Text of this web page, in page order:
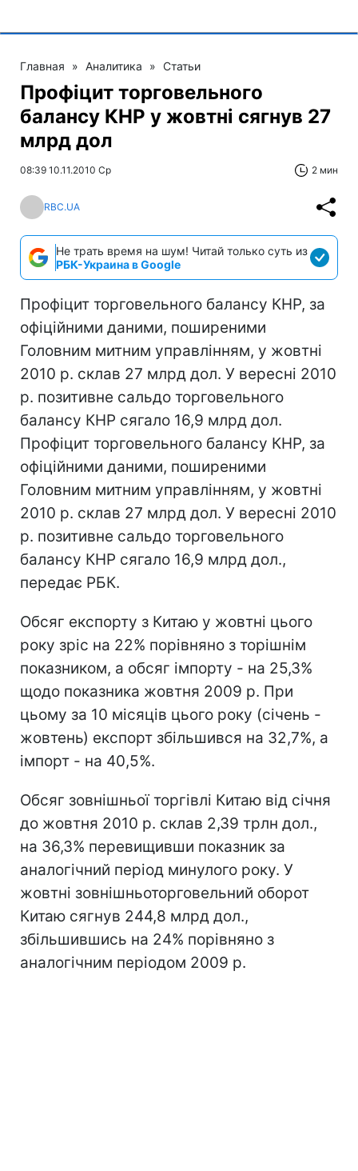
Главная » Аналитика » Статьи
Профіцит торговельного
балансу КНР у жовтні сягнув 27
млрд дол
08:39 10.11.2010 Ср 2 мин
RBC.UA
Не трать время на шум! Читай только суть из
РБК-Украина в Google
Профіцит торговельного балансу КНР, за
офіційними даними, поширеними
Головним митним управлінням, у жовтні
2010 р. склав 27 млрд дол. У вересні 2010
р. позитивне сальдо торговельного
балансу КНР сягало 16,9 млрд дол.
Профіцит торговельного балансу КНР, за
офіційними даними, поширеними
Головним митним управлінням, у жовтні
2010 р. склав 27 млрд дол. У вересні 2010
р. позитивне сальдо торговельного
балансу КНР сягало 16,9 млрд дол.,
передає РБК.
Обсяг експорту з Китаю у жовтні цього
року зріс на 22% порівняно з торішнім
показником, а обсяг імпорту - на 25,3%
щодо показника жовтня 2009 р. При
цьому за 10 місяців цього року (січень -
жовтень) експорт збільшився на 32,7%, а
імпорт - на 40,5%.
Обсяг зовнішньої торгівлі Китаю від січня
до жовтня 2010 р. склав 2,39 трлн дол.,
на 36,3% перевищивши показник за
аналогічний період минулого року. У
жовтні зовнішньоторговельний оборот
Китаю сягнув 244,8 млрд дол.,
збільшившись на 24% порівняно з
аналогічним періодом 2009 р.